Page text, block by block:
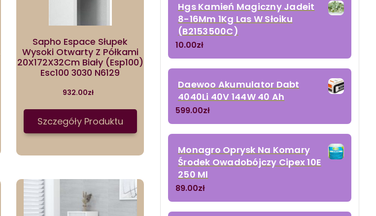
Sapho Espace Słupek
Wysoki Otwarty Z Półkami
20X172X32Cm Biały (Esp100)
Esc100 3030 N6129
932.00zł
Szczegóły Produktu
Hgs Kamień Magiczny Jadeit
8-16Mm 1Kg Las W Słoiku
(B2153500C)
10.00zł
Daewoo Akumulator Dabt
4040Li 40V 144W 40 Ah
599.00zł
Monagro Oprysk Na Komary
Środek Owadobójczy Cipex 10E
250 Ml
89.00zł